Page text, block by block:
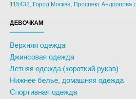
115432, Город Москва, Проспект Андропова
ДЕВОЧКАМ
Верхняя одежда
Джинсовая одежда
Летняя одежда (короткий рукав)
Нижнее белье, домашняя одежда
Спортивная одежда